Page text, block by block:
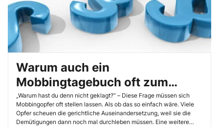
Warum auch ein
Mobbingtagebuch oft zum
Beweis des Mobbings nicht
reicht
„Warum hast du denn nicht geklagt?“ – Diese Frage müssen sich
Mobbingopfer oft stellen lassen. Als ob das so einfach wäre. Viele
Opfer scheuen die gerichtliche Auseinandersetzung, weil sie die
Demütigungen dann noch mal durchleben müssen. Eine weitere